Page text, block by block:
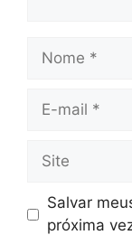
Nome
Site
Salvar
próxima